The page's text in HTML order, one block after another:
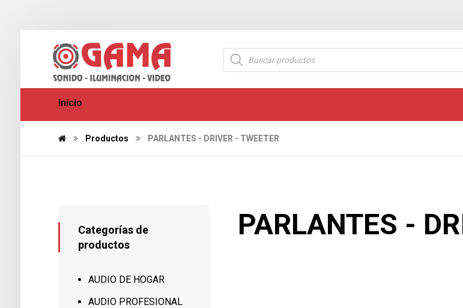
Inicio
Productos PARLANTES - DRIVER - TWEETER
PARLANTES -
Categorías de
productos
AUDIO DE HOGAR
AUDIO PROFESIONAL